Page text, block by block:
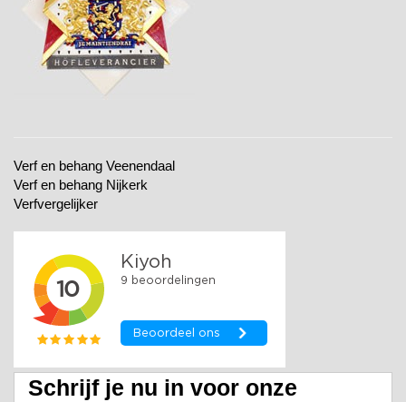
Verf en behang Veenendaal
Verf en behang Nijkerk
Verfvergelijker
Schrijf je nu in voor onze